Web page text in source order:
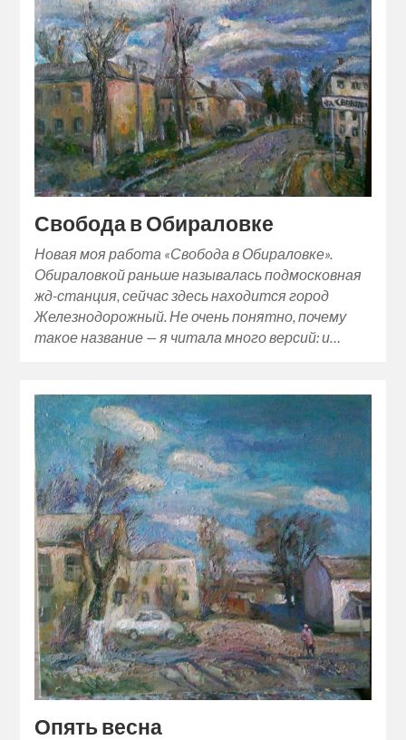
Свобода в Обираловке
Новая моя работа «Свобода в Обираловке».
Обираловкой раньше называлась подмосковная
жд-станция, сейчас здесь находится город
Железнодорожный. Не очень понятно, почему
такое название — я читала много версий: и…
Опять весна